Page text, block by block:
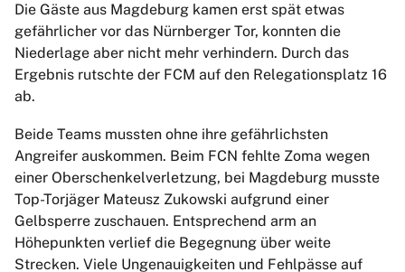
Die Gäste aus Magdeburg kamen erst spät etwas
gefährlicher vor das Nürnberger Tor, konnten die
Niederlage aber nicht mehr verhindern. Durch das
Ergebnis rutschte der FCM auf den Relegationsplatz 16
ab.
Beide Teams mussten ohne ihre gefährlichsten
Angreifer auskommen. Beim FCN fehlte Zoma wegen
einer Oberschenkelverletzung, bei Magdeburg musste
Top-Torjäger Mateusz Zukowski aufgrund einer
Gelbsperre zuschauen. Entsprechend arm an
Höhepunkten verlief die Begegnung über weite
Strecken. Viele Ungenauigkeiten und Fehlpässe auf